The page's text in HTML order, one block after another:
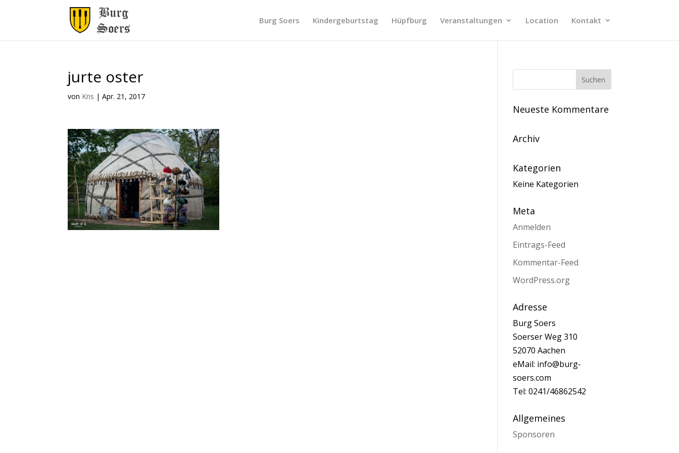
Burg Soers Kindergeburtstag Hüpfburg Veranstaltungen Location Kontakt
jurte oster
von Kris |Apr. 21, 2017
Neueste Kommentare
Archiv
Kategorien
Keine Kategorien
Meta
Anmelden
Eintrags-Feed
Kommentar-Feed
WordPress.org
Adresse
Burg Soers
Soerser Weg 310
52070 Aachen
eMail: info@burg-
soers.com
Tel: 0241/46862542
Allgemeines
Sponsoren